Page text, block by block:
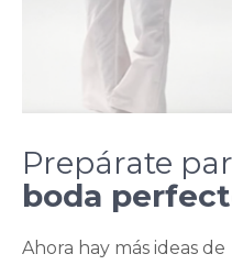
Prepárate
boda
Ahora hay más ideas de